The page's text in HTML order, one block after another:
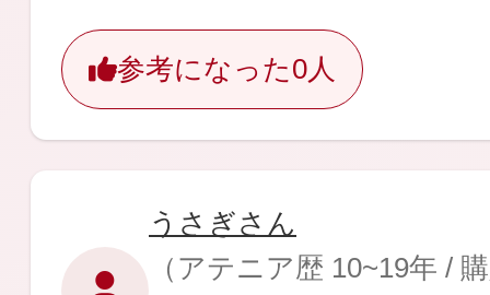
参考になった0人
うさぎさん
（アテニア歴 10~19年 /